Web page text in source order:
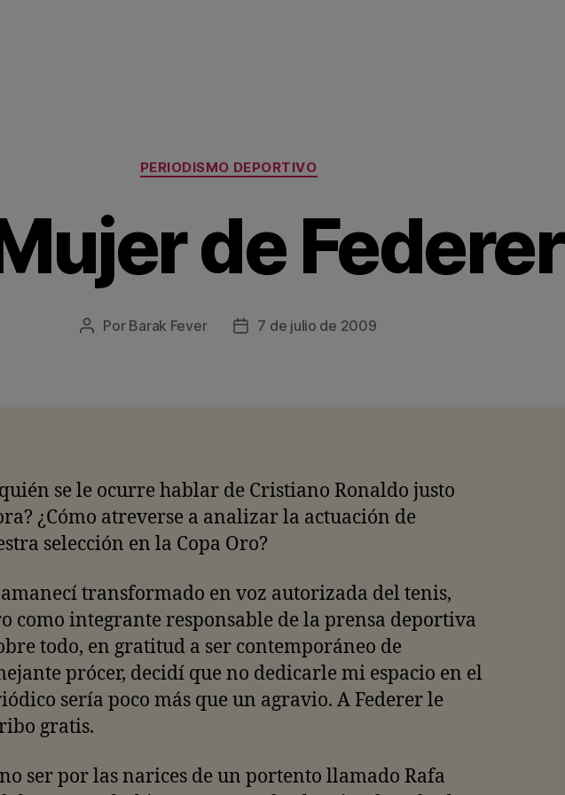
Categorías
PERIODISMO DEPORTIVO
de Federer
Autor
Por Barak Fever
Fecha7 de julio de 2009
se le ocurre hablar de Cristiano Ronaldo justo
¿Cómo atreverse a analizar la actuación de
selección en la Copa Oro?
transformado en voz autorizada del tenis,
como integrante responsable de la prensa deportiva
todo, en gratitud a ser contemporáneo de
prócer, decidí que no dedicarle mi espacio en el
sería poco más que un agravio. A Federer le
gratis.
ser por las narices de un portento llamado Rafa